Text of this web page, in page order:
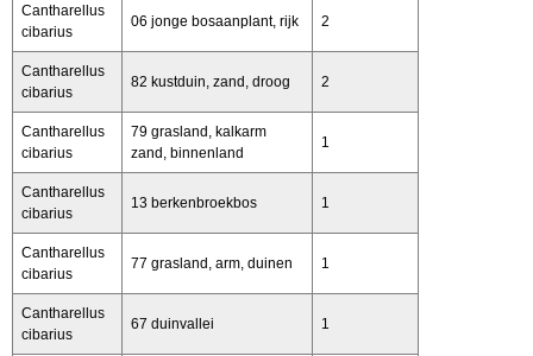
Cantharellus
cibarius
06 jonge bosaanplant, rijk 2
Cantharellus
cibarius
82 kustduin, zand, droog 2
Cantharellus
cibarius
79 grasland, kalkarm
zand, binnenland
1
Cantharellus
cibarius
13 berkenbroekbos 1
Cantharellus
cibarius
77 grasland, arm, duinen 1
Cantharellus
cibarius
67 duinvallei 1